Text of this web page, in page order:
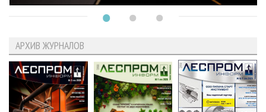
АРХИВ ЖУРНАЛОВ